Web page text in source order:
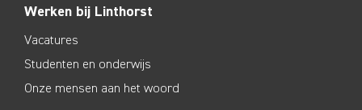
Werken bij Linthorst
Vacatures
Studenten en onderwijs
Onze mensen aan het woord